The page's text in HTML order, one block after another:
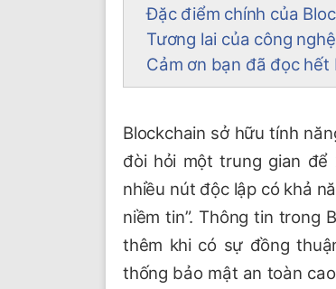
Đặc điểm chính của
Tương lai của công
Cảm ơn bạn đã đọc hết
Blockchain sở hữu tính
đòi hỏi một trung gian
nhiều nút độc lập có khả
niềm tin”. Thông tin trong
thêm khi có sự đồng
thống bảo mật an toàn